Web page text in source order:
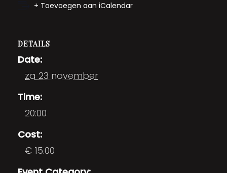
+ Toevoegen aan iCalendar
DETAILS
Date:
za 23 november
Time:
20:00
Cost:
€ 15.00